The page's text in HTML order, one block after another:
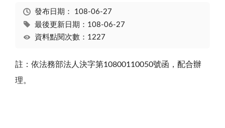
發布日期： 108-06-27
最後更新日期：108-06-27
資料點閱次數：1227
註：依法務部法人決字第10800110050號函，配合辦
理。